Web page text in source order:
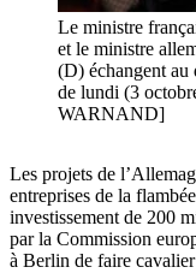
Le ministre
et le ministre
(D) échangent au
de lundi (3
WARNAND]
Les projets de
entreprises de la
investissement de 200
par la Commission
à Berlin de faire